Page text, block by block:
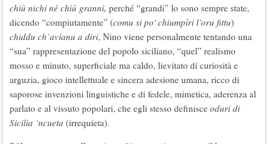
chiù nichi né chiù granni, perché “grandi” lo sono sempre state,
dicendo “compiutamente” (comu si po' chiumpìri l’oru fittu)
chiddu ch’avìanu a diri, Nino viene personalmente tentando una
“sua” rappresentazione del popolo siciliano, “quel” realismo
mosso e minuto, superficiale ma caldo, lievitato di curiosità e
arguzia, gioco intellettuale e sincera adesione umana, ricco di
saporose invenzioni linguistiche e di fedele, mimetica, aderenza al
parlato e al vissuto popolari, che egli stesso definisce oduri di
Sicilia ‘ncueta (irrequieta).